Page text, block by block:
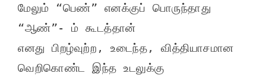
மேலும் “பெண்” எனக்குப் பொருந்தாது
“ஆண்”- ம் கூடத்தான்
எனது பிறழ்வுற்ற, உடைந்த, வித்தியாசமான
வெறிகொண்ட இந்த உடலுக்கு